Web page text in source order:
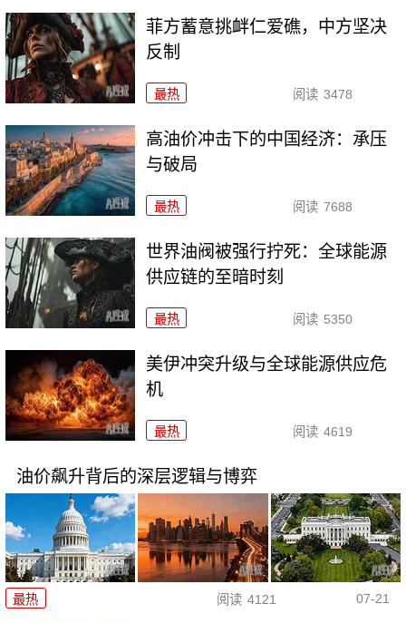
菲方蓄意挑衅仁爱礁，中方坚决
反制
最热 阅读 3478
高油价冲击下的中国经济：承压
与破局
最热 阅读 7688
世界油阀被强行拧死：全球能源
供应链的至暗时刻
最热 阅读 5350
美伊冲突升级与全球能源供应危
机
最热 阅读 4619
油价飙升背后的深层逻辑与博弈
最热 阅读 4121 07-21